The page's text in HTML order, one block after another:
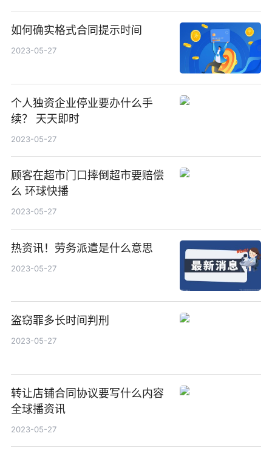
如何确实格式合同提示时间
2023-05-27
个人独资企业停业要办什么手
续？ 天天即时
2023-05-27
顾客在超市门口摔倒超市要赔偿
么 环球快播
2023-05-27
热资讯！劳务派遣是什么意思
2023-05-27
盗窃罪多长时间判刑
2023-05-27
转让店铺合同协议要写什么内容
全球播资讯
2023-05-27